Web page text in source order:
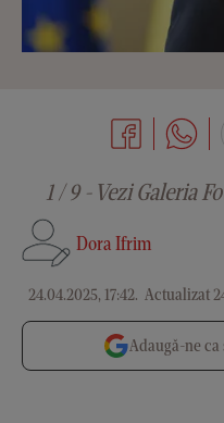
Dora Ifrim
24.04.2025, 17:42. Actualizat
1 / 9 - Vezi Galeria
Adaugă-ne ca